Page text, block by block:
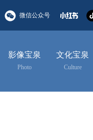
微信公众号
影像宝泉
Photo
文化宝泉
Culture